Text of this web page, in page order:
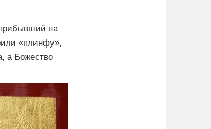
на
«плинфу»,
а Божество